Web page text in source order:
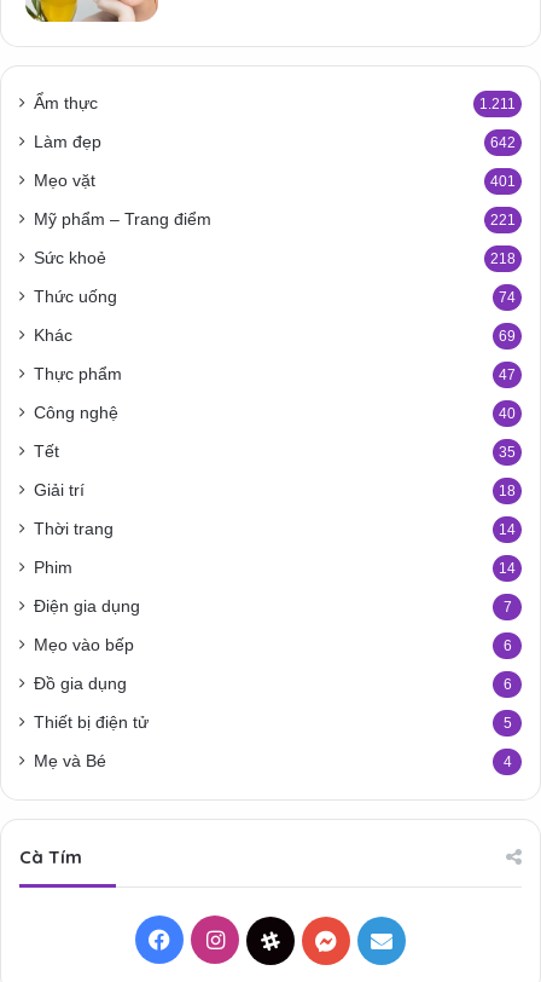
Ẩm thực 1.211
Làm đẹp 642
Mẹo vặt 401
Mỹ phẩm – Trang điểm 221
Sức khoẻ 218
Thức uống 74
Khác 69
Thực phẩm 47
Công nghệ 40
Tết 35
Giải trí 18
Thời trang 14
Phim 14
Điện gia dụng 7
Mẹo vào bếp 6
Đồ gia dụng 6
Thiết bị điện tử 5
Mẹ và Bé 4
Cà Tím
FacebookInstagramThreadsMessenger
Mail